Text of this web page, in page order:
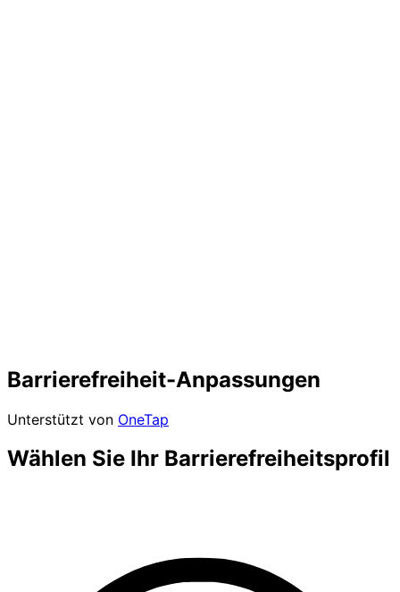
Barrierefreiheit-Anpassungen
Unterstützt von OneTap
Wählen Sie Ihr Barrierefreiheitsprofil